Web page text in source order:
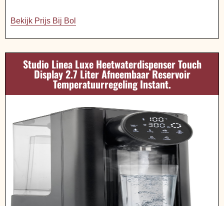
Bekijk Prijs Bij Bol
Studio Linea Luxe Heetwaterdispenser Touch
Display 2.7 Liter Afneembaar Reservoir
Temperatuurregeling Instant.